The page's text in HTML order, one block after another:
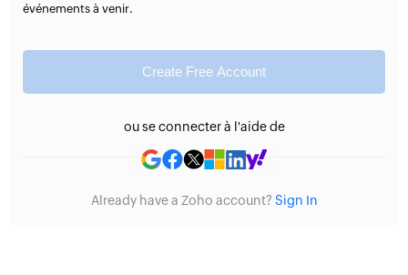
événements à venir.
Create Free Account
ou se connecter à l'aide de
Already have a Zoho account? Sign In